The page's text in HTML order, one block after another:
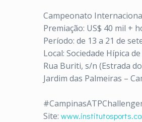
Campeonato
Premiação: US$ 40 mil +
Período: de 13 a 21 de
Local: Sociedade Hípica
Rua Buriti, s/n (Estrada
Jardim das Palmeiras –
Site: